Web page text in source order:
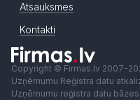
Atsauksmes
Kontakti
Copyright © Firmas.lv 2007-
Uzņēmumu Reģistra datu
Uzņēmumu reģistra datu